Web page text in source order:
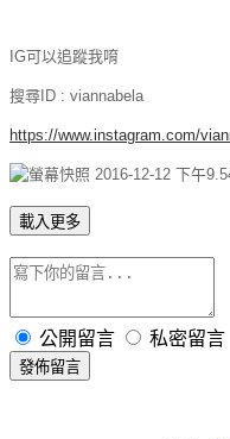
IG可以追蹤我唷
搜尋ID : viannabela
https://www.instagram.com/
載入更多
公開留言 私密留言
發佈留言